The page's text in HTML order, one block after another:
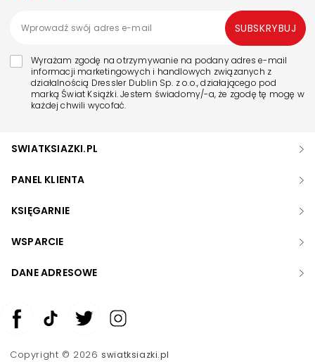
Wyrażam zgodę na otrzymywanie na podany adres e-mail
informacji marketingowych i handlowych związanych z
działalnością Dressler Dublin Sp. z o.o., działającego pod
marką Świat Książki. Jestem świadomy/-a, że zgodę tę mogę w
każdej chwili wycofać.
SUBSKRYBUJ
SWIATKSIAZKI.PL
PANEL KLIENTA
KSIĘGARNIE
WSPARCIE
DANE ADRESOWE
Copyright © 2026swiatksiazki.pl
Zwiększ rozmiar czcionki